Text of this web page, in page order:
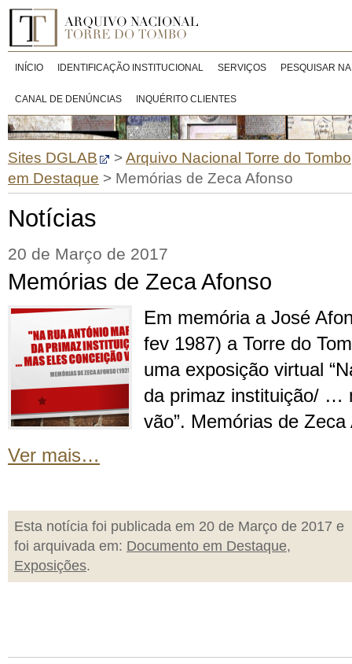
INÍCIO IDENTIFICAÇÃO INSTITUCIONAL SERVIÇOS PESQUISAR
CANAL DE DENÚNCIAS INQUÉRITO CLIENTES
Sites DGLAB >Arquivo Nacional Torre do Tombo
em Destaque > Memórias de Zeca Afonso
Notícias
20 de Março de 2017
Memórias de Zeca Afonso
Em memória a José
fev 1987) a Torre do
uma exposição virtual
da primaz instituição/ …
vão”. Memórias de
Ver mais…
Esta notícia foi publicada em 20 de Março de 2017 e
foi arquivada em: Documento em Destaque,
Exposições.